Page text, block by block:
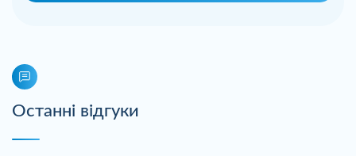
Останні відгуки